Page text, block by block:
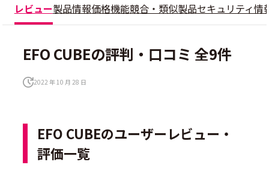
レビュー製品情報価格機能競合・類似製品セキュリティ情
EFO CUBEの評判・口コミ 全9件
2022 年 10 月 28 日
EFO CUBEのユーザーレビュー・
評価一覧